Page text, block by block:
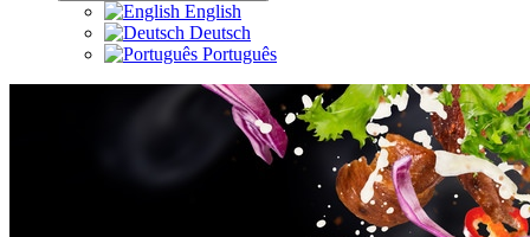
English
Deutsch
Português